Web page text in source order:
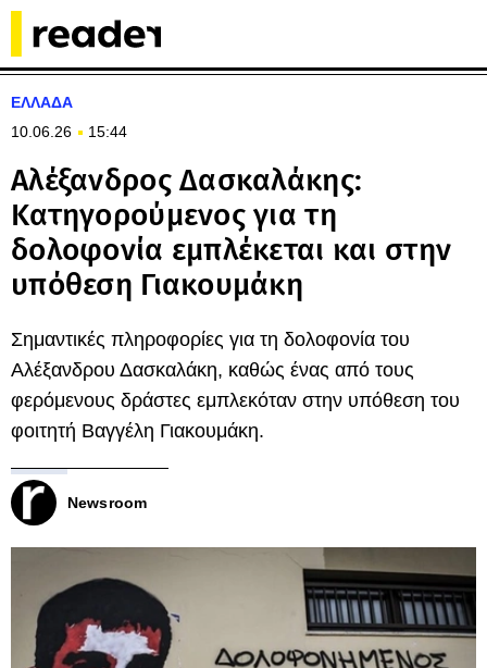
ΕΛΛΑΔΑ
10.06.26
15:44
Αλέξανδρος Δασκαλάκης:
Κατηγορούμενος για τη
δολοφονία εμπλέκεται και στην
υπόθεση Γιακουμάκη
Σημαντικές πληροφορίες για τη δολοφονία του
Αλέξανδρου Δασκαλάκη, καθώς ένας από τους
φερόμενους δράστες εμπλεκόταν στην υπόθεση του
φοιτητή Βαγγέλη Γιακουμάκη.
Newsroom